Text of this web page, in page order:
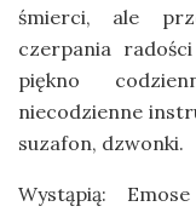
śmierci, ale
czerpania
piękno
niecodzienne
suzafon, dzwonki.
Wystąpią: